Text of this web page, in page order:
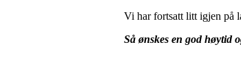
Vi har fortsatt litt igjen på
Så ønskes en god høytid